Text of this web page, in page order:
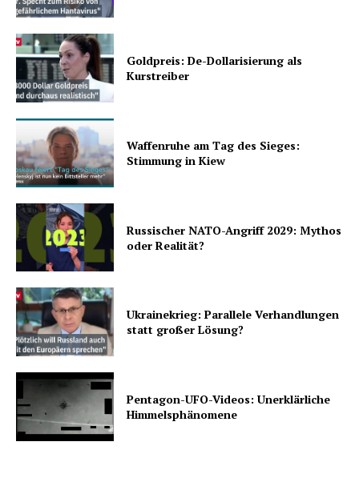
Goldpreis: De-Dollarisierung als
Kurstreiber
Waffenruhe am Tag des Sieges:
Stimmung in Kiew
Russischer NATO-Angriff 2029: Mythos
oder Realität?
Ukrainekrieg: Parallele Verhandlungen
statt großer Lösung?
Pentagon-UFO-Videos: Unerklärliche
Himmelsphänomene